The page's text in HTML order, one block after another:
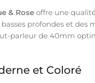
& Rose offre une
profondes et des
parleur de 40mm
et Coloré